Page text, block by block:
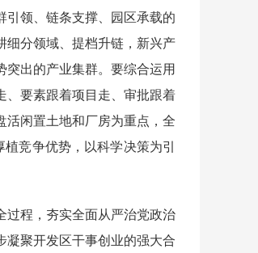
引领、链条支撑、园区承载的
细分领域、提档升链，新兴产
出的产业集群。要综合运用
、要素跟着项目走、审批跟着
活闲置土地和厂房为重点，全
竞争优势，以科学决策为引
程，夯实全面从严治党政治
凝聚开发区干事创业的强大合